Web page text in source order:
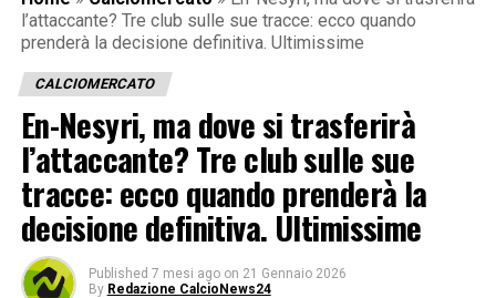
l’attaccante? Tre club sulle sue tracce: ecco quando
prenderà la decisione definitiva. Ultimissime
CALCIOMERCATO
En-Nesyri, ma dove si trasferirà
l’attaccante? Tre club sulle sue
tracce: ecco quando prenderà la
decisione definitiva. Ultimissime
Published 7 mesi ago on 21 Gennaio 2026
By Redazione CalcioNews24